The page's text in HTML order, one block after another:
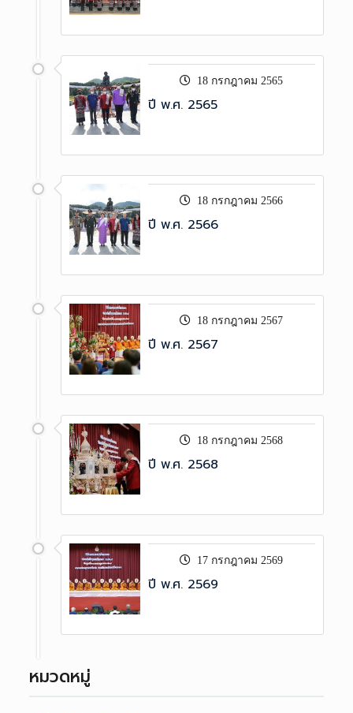
18 กรกฎาคม 2565
ปี พ.ศ. 2565
18 กรกฎาคม 2566
ปี พ.ศ. 2566
18 กรกฎาคม 2567
ปี พ.ศ. 2567
18 กรกฎาคม 2568
ปี พ.ศ. 2568
17 กรกฎาคม 2569
ปี พ.ศ. 2569
หมวดหมู่